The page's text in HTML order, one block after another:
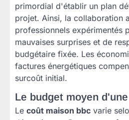
primordial d'établir un plan
projet. Ainsi, la collaboration
professionnels expérimentés
mauvaises surprises et de
budgétaire fixée. Les
factures énergétiques
surcoût initial.
Le budget moyen
Le coût maison bbc varie